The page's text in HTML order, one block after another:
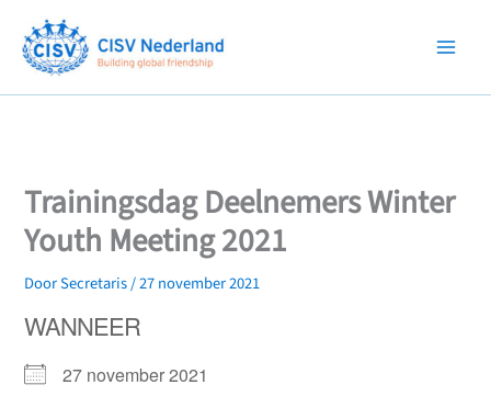
naar
inhoud
Trainingsdag Deelnemers Winter
Youth Meeting 2021
DoorSecretaris/27 november 2021
WANNEER
27 november 2021